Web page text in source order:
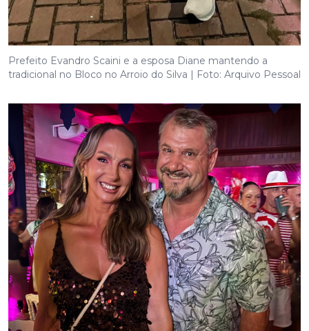
Prefeito Evandro Scaini e a esposa Diane mantendo a
tradicional no Bloco no Arroio do Silva | Foto: Arquivo Pessoal